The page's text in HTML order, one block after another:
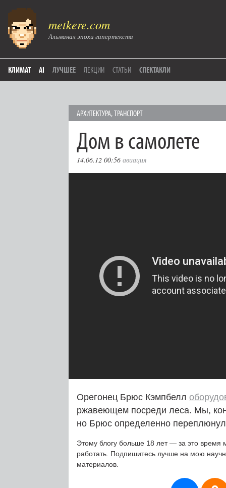
metkere.com
Альманах эпохи гипертекста
КЛИМАТ AI ЛУЧШЕЕ ЛЕКЦИИ СТАТЬИ СПЕКТАКЛИ
АРХИТЕКТУРА,ТРАНСПОРТ
Дом в самолете
14.06.12 00:56 авиация
Орегонец Брюс Кэмпбелл
ржавеющем посреди леса. Мы,
но Брюс определенно
Этому блогу больше 18 лет — за это время
работать. Подпишитесь лучше на мою
материалов.